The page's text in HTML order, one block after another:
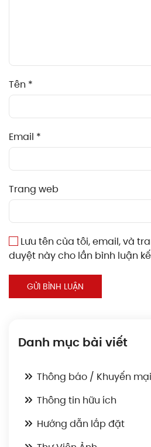
Tên *
Email *
Trang web
Lưu tên của tôi, email, và
duyệt này cho lần bình luận
GỬI BÌNH LUẬN
Danh mục bài viết
Thông báo / Khuyến mại
Thông tin hữu ích
Hướng dẫn lắp đặt